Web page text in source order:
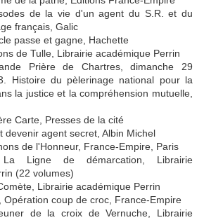
de la vie d'un agent du S.R. et du
français, Galic
passe et gagne, Hachette
de Tulle, Librairie académique Perrin
Prière de Chartres, dimanche 29
Histoire du pèlerinage national pour la
la justice et la compréhension mutuelle,
Carte, Presses de la cité
devenir agent secret, Albin Michel
de l'Honneur, France-Empire, Paris
Ligne de démarcation, Librairie
(22 volumes)
Librairie académique Perrin
Opération coup de croc, France-Empire
de la croix de Vernuche, Librairie